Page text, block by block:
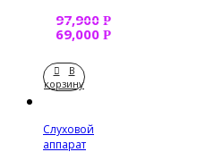
97,900 Р
69,000 Р
В
корзину
Слуховой
аппарат